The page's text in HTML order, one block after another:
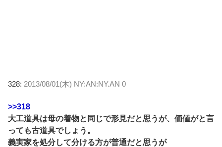
328: 2013/08/01(木) NY:AN:NY.AN 0
>>318
大工道具は母の着物と同じで形見だと思うが、価値がと言
っても古道具でしょう。
義実家を処分して分ける方が普通だと思うが